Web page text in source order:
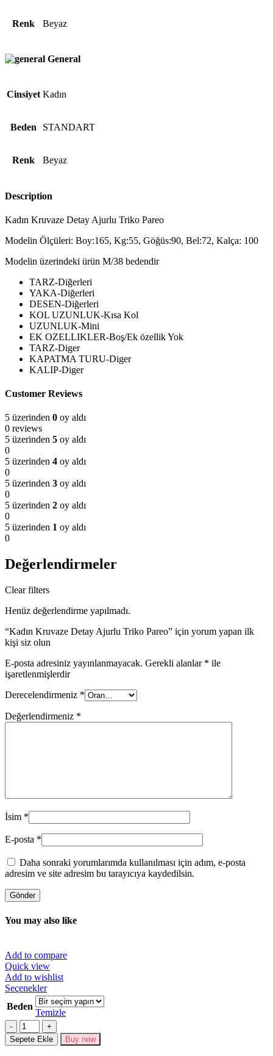
Renk Beyaz
General
Cinsiyet Kadın
Beden STANDART
Renk Beyaz
Description
Kadın Kruvaze Detay Ajurlu Triko Pareo
Modelin Ölçüleri: Boy:165, Kg:55, Göğüs:90, Bel:72, Kalça: 100
Modelin üzerindeki ürün M/38 bedendir
TARZ-Diğerleri
YAKA-Diğerleri
DESEN-Diğerleri
KOL UZUNLUK-Kısa Kol
UZUNLUK-Mini
EK OZELLIKLER-Boş/Ek özellik Yok
TARZ-Diger
KAPATMA TURU-Diger
KALIP-Diger
Customer Reviews
5 üzerinden 0 oy aldı
0 reviews
5 üzerinden 5 oy aldı
0
5 üzerinden 4 oy aldı
0
5 üzerinden 3 oy aldı
0
5 üzerinden 2 oy aldı
0
5 üzerinden 1 oy aldı
0
Değerlendirmeler
Clear filters
Henüz değerlendirme yapılmadı.
“Kadın Kruvaze Detay Ajurlu Triko Pareo” için yorum yapan ilk
kişi siz olun
E-posta adresiniz yayınlanmayacak. Gerekli alanlar * ile
işaretlenmişlerdir
Derecelendirmeniz *
Değerlendirmeniz *
İsim *
E-posta *
Daha sonraki yorumlarımda kullanılması için adım, e-posta
adresim ve site adresim bu tarayıcıya kaydedilsin.
You may also like
Add to compare
Quick view
Add to wishlist
SeçeneklerBu
ürünün
birden
fazla
varyasyonu
var.
Beden
Temizle
Miktar
Sepete Ekle Buy now